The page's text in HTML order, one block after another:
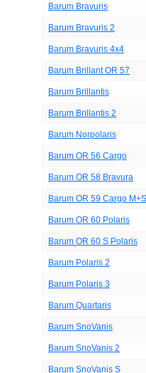
Barum Bravuris
Barum Bravuris 2
Barum Bravuris 4x4
Barum Brillant OR 57
Barum Brillantis
Barum Brillantis 2
Barum Norpolaris
Barum OR 56 Cargo
Barum OR 58 Bravura
Barum OR 59 Cargo M+S
Barum OR 60 Polaris
Barum OR 60 S Polaris
Barum Polaris 2
Barum Polaris 3
Barum Quartaris
Barum SnoVanis
Barum SnoVanis 2
Barum SnoVanis S